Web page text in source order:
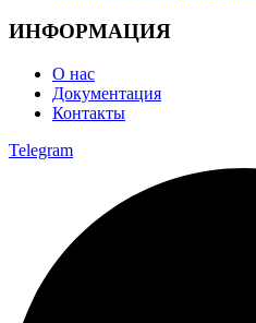
ИНФОРМАЦИЯ
О нас
Документация
Контакты
Telegram